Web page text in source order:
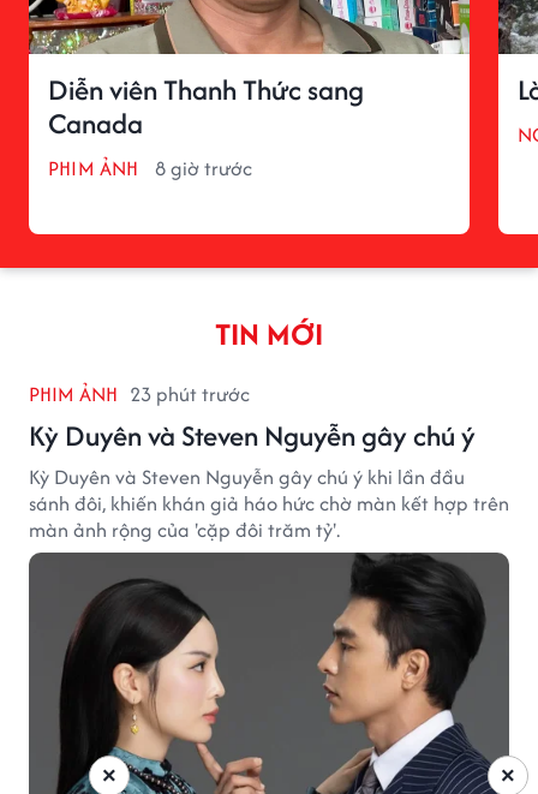
Diễn viên Thanh Thức sang
Canada
PHIM ẢNH 8 giờ trước
TIN MỚI
PHIM ẢNH 23 phút trước
Kỳ Duyên và Steven Nguyễn gây chú ý
Kỳ Duyên và Steven Nguyễn gây chú ý khi lần đầu
sánh đôi, khiến khán giả háo hức chờ màn kết hợp trên
màn ảnh rộng của 'cặp đôi trăm tỷ'.
×
×